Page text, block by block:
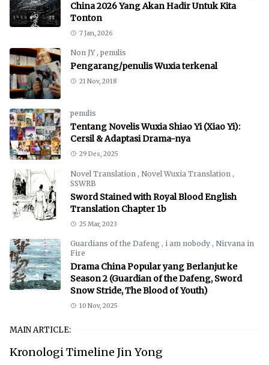
China 2026 Yang Akan Hadir Untuk Kita
Tonton
7 Jan, 2026
Non JY , penulis
Pengarang/penulis Wuxia terkenal
21 Nov, 2018
penulis
Tentang Novelis Wuxia Shiao Yi (Xiao Yi):
Cersil & Adaptasi Drama-nya
29 Des, 2025
Novel Translation , Novel Wuxia Translation ,
SSWRB
Sword Stained with Royal Blood English
Translation Chapter 1b
25 Mar, 2023
Guardians of the Dafeng , i am nobody , Nirvana in
Fire
Drama China Popular yang Berlanjut ke
Season 2 (Guardian of the Dafeng, Sword
Snow Stride, The Blood of Youth)
10 Nov, 2025
MAIN ARTICLE:
Kronologi Timeline Jin Yong